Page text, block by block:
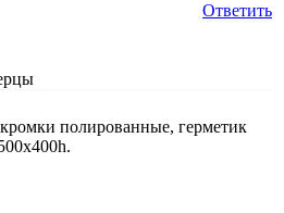
Ответить
полированные, герметик